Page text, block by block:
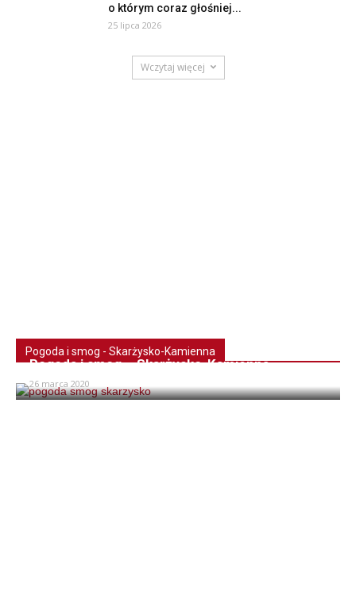
o którym coraz głośniej...
25 lipca 2026
Wczytaj więcej
Pogoda i smog - Skarżysko-Kamienna
Pogoda i smog – Skarżysko-Kamienna
26 marca 2020